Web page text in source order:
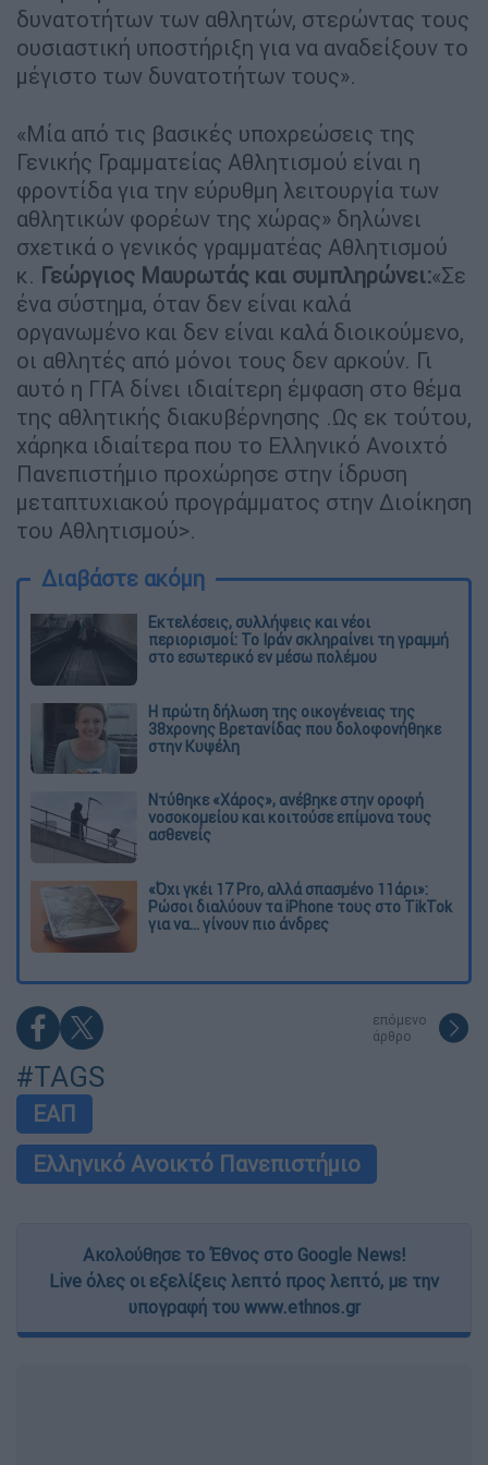
δυνατοτήτων των αθλητών, στερώντας τους
ουσιαστική υποστήριξη για να αναδείξουν το
μέγιστο των δυνατοτήτων τους».
«Μία από τις βασικές υποχρεώσεις της
Γενικής Γραμματείας Αθλητισμού είναι η
φροντίδα για την εύρυθμη λειτουργία των
αθλητικών φορέων της χώρας» δηλώνει
σχετικά ο γενικός γραμματέας Αθλητισμού
κ. Γεώργιος Μαυρωτάς και συμπληρώνει:«Σε
ένα σύστημα, όταν δεν είναι καλά
οργανωμένο και δεν είναι καλά διοικούμενο,
οι αθλητές από μόνοι τους δεν αρκούν. Γι
αυτό η ΓΓΑ δίνει ιδιαίτερη έμφαση στο θέμα
της αθλητικής διακυβέρνησης .Ως εκ τούτου,
χάρηκα ιδιαίτερα που το Ελληνικό Ανοιχτό
Πανεπιστήμιο προχώρησε στην ίδρυση
μεταπτυχιακού προγράμματος στην Διοίκηση
του Αθλητισμού>.
Διαβάστε ακόμη
Εκτελέσεις, συλλήψεις και νέοι
περιορισμοί: Το Ιράν σκληραίνει τη γραμμή
στο εσωτερικό εν μέσω πολέμου
Η πρώτη δήλωση της οικογένειας της
38χρονης Βρετανίδας που δολοφονήθηκε
στην Κυψέλη
Ντύθηκε «Χάρος», ανέβηκε στην οροφή
νοσοκομείου και κοιτούσε επίμονα τους
ασθενείς
«Όχι γκέι 17 Pro, αλλά σπασμένο 11άρι»:
Ρώσοι διαλύουν τα iPhone τους στο TikTok
για να... γίνουν πιο άνδρες
επόμενο
άρθρο
#TAGS
ΕΑΠ
Ελληνικό Ανοικτό Πανεπιστήμιο
Ακολούθησε το Έθνος στο Google News!
Live όλες οι εξελίξεις λεπτό προς λεπτό, με την
υπογραφή του www.ethnos.gr